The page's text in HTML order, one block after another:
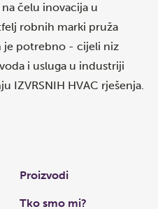
čelu inovacija u
robnih marki pruža
je potrebno - cijeli niz
i usluga u industriji
IZVRSNIH HVAC rješenja.
Proizvodi
Tko smo mi?